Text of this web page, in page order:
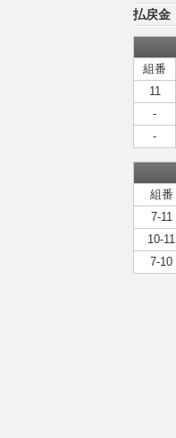
払戻金
組番
11
-
-
組番
7-11
10-11
7-10